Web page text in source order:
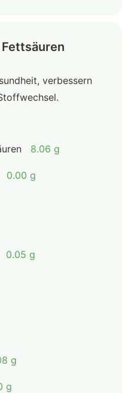
verbessern
8.06 g
0.00 g
0.05 g
g
g